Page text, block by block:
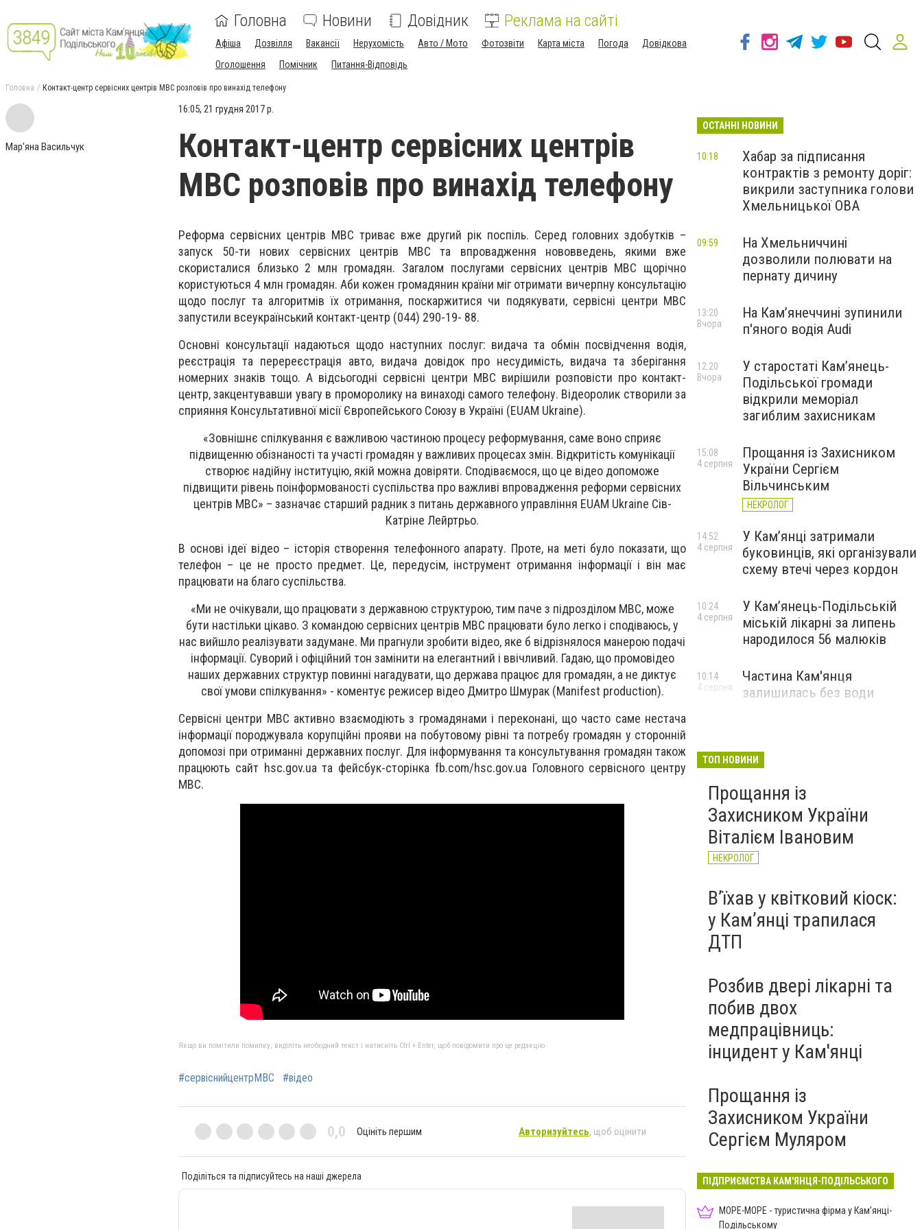
Головна Новини Довідник Реклама на сайті
Афіша Дозвілля Вакансії Нерухомість Авто / Мото Фотозвіти Карта міста Погода
Довідкова
Оголошення
Помічник Питання-Відповідь
Головна Контакт-центр сервісних центрів МВС розповів про винахід телефону
Мар'яна Васильчук
16:05, 21 грудня 2017 р.
Контакт-центр сервісних центрів
МВС розповів про винахід телефону
Реформа сервісних центрів МВС триває вже другий рік поспіль. Серед головних здобутків –
запуcк 50-ти нових сервісних центрів МВС та впровадження нововведень, якими вже
скористалися близько 2 млн громадян. Загалом послугами сервісних центрів МВС щорічно
користуються 4 млн громадян. Аби кожен громадянин країни міг отримати вичерпну консультацію
щодо послуг та алгоритмів їх отримання, поскаржитися чи подякувати, сервісні центри МВС
запустили всеукраїнський контакт-центр (044) 290-19- 88.
Основні консультації надаються щодо наступних послуг: видача та обмін посвідчення водія,
реєстрація та перереєстрація авто, видача довідок про несудимість, видача та зберігання
номерних знаків тощо. А відсьогодні сервісні центри МВС вирішили розповісти про контакт-
центр, закцентувавши увагу в проморолику на винаході самого телефону. Відеоролик створили за
cприяння Консультативної місії Європейського Союзу в Україні (EUAM Ukraine).
«Зовнішнє спілкування є важливою частиною процесу реформування, саме воно сприяє
підвищенню обізнаності та участі громадян у важливих процесах змін. Відкритість комунікації
створює надійну інституцію, якій можна довіряти. Сподіваємося, що це відео допоможе
підвищити рівень поінформованості суспільства про важливі впровадження реформи сервісних
центрів МВС» – зазначає старший радник з питань державного управління EUAM Ukraine Сів-
Катріне Лейртрьо.
В основі ідеї відео – історія створення телефонного апарату. Проте, на меті було показати, що
телефон – це не просто предмет. Це, передусім, інструмент отримання інформації і він має
працювати на благо суспільства.
«Ми не очікували, що працювати з державною структурою, тим паче з підрозділом МВС, може
бути настільки цікаво. З командою сервісних центрів МВС працювати було легко і сподіваюсь, у
нас вийшло реалізувати задумане. Ми прагнули зробити відео, яке б відрізнялося манерою подачі
інформації. Суворий і офіційний тон замінити на елегантний і ввічливий. Гадаю, що промовідео
наших державних структур повинні нагадувати, що держава працює для громадян, а не диктує
свої умови спілкування» - коментує режисер відео Дмитро Шмурак (Manifest production).
Сервісні центри МВС активно взаємодіють з громадянами і переконані, що часто саме нестача
інформації породжувала корупційні прояви на побутовому рівні та потребу громадян у сторонній
допомозі при отриманні державних послуг. Для інформування та консультування громадян також
працюють сайт hsc.gov.ua та фейсбук-сторінка fb.com/hsc.gov.ua Головного сервісного центру
МВС.
Якщо ви помітили помилку, виділіть необхідний текст і натисніть Ctrl + Enter, щоб повідомити про це редакцію
#сервіснийцентрМВС #відео
0,0 Оцініть першим Авторизуйтесь, щоб оцінити
Поділіться та підписуйтесь на наші джерела
ОСТАННІ НОВИНИ
Хабар за підписання
контрактів з ремонту доріг:
викрили заступника голови
Хмельницької ОВА
10:18
На Хмельниччині
дозволили полювати на
пернату дичину
09:59
На Камʼянеччині зупинили
п'яного водія Audi
13:20
Вчора
У старостаті Кам’янець-
Подільської громади
відкрили меморіал
загиблим захисникам
12:20
Вчора
Прощання із Захисником
України Сергієм
Вільчинським
НЕКРОЛОГ
15:08
4 серпня
У Кам’янці затримали
буковинців, які організували
схему втечі через кордон
14:52
4 серпня
У Кам’янець-Подільській
міській лікарні за липень
народилося 56 малюків
10:24
4 серпня
Частина Кам'янця
залишилась без води
10:14
4 серпня
ТОП НОВИНИ
Прощання із
Захисником України
Віталієм Івановим
НЕКРОЛОГ
Вʼїхав у квітковий кіоск:
у Камʼянці трапилася
ДТП
Розбив двері лікарні та
побив двох
медпрацівниць:
інцидент у Кам'янці
Прощання із
Захисником України
Сергієм Муляром
ПІДПРИЄМСТВА КАМ'ЯНЦЯ-ПОДІЛЬСЬКОГО
МОРЕ-МОРЕ - туристична фірма у Кам’янці-
Подільському